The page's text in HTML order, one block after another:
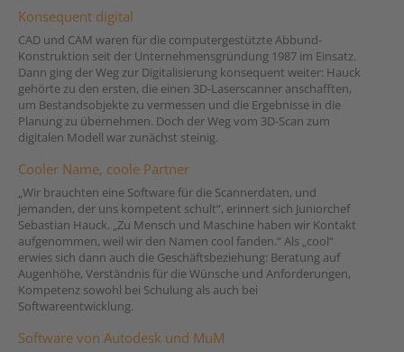
Konsequent digital
CAD und CAM waren für die computergestützte Abbund-
Konstruktion seit der Unternehmensgründung 1987 im Einsatz.
Dann ging der Weg zur Digitalisierung konsequent weiter: Hauck
gehörte zu den ersten, die einen 3D-Laserscanner anschafften,
um Bestandsobjekte zu vermessen und die Ergebnisse in die
Planung zu übernehmen. Doch der Weg vom 3D-Scan zum
digitalen Modell war zunächst steinig.
Cooler Name, coole Partner
„Wir brauchten eine Software für die Scannerdaten, und
jemanden, der uns kompetent schult“, erinnert sich Juniorchef
Sebastian Hauck. „Zu Mensch und Maschine haben wir Kontakt
aufgenommen, weil wir den Namen cool fanden.“ Als „cool“
erwies sich dann auch die Geschäftsbeziehung: Beratung auf
Augenhöhe, Verständnis für die Wünsche und Anforderungen,
Kompetenz sowohl bei Schulung als auch bei
Softwareentwicklung.
Software von Autodesk und MuM